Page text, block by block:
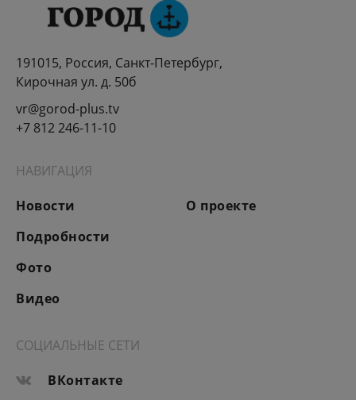
191015, Россия, Санкт-Петербург,
Кирочная ул. д. 50б
vr@gorod-plus.tv
+7 812 246-11-10
НАВИГАЦИЯ
Новости
Подробности
Фото
Видео
О проекте
СОЦИАЛЬНЫЕ СЕТИ
ВКонтакте